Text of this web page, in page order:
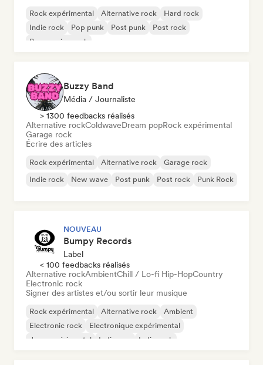
Rock expérimental Alternative rock
Hard rock
Indie rock
Pop punk Post punk
Post rock
Progressive rock
Buzzy Band
Média / Journaliste
> 1300 feedbacks réalisés
Alternative rockColdwaveDream popRock expérimental
Garage rock
Écrire des articles
Rock expérimental Alternative rock
Garage rock
Indie rock
New wave Post punk Post rock Punk Rock
NOUVEAU
Bumpy Records
Label
< 100 feedbacks réalisés
Alternative rockAmbientChill / Lo-fi Hip-HopCountry
Electronic rock
Signer des artistes et/ou sortir leur musique
Rock expérimental Alternative rock
Ambient
Electronic rock
Electronique expérimental
Jazz expérimental
Indie pop Indie rock